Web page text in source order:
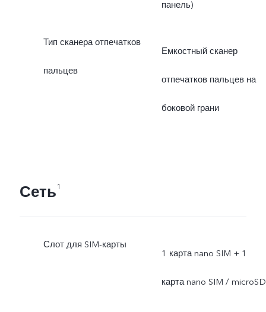
панель)
Тип сканера отпечатков
пальцев
Емкостный сканер
отпечатков пальцев на
боковой грани
Сеть1
Слот для SIM-карты
1 карта nano SIM + 1
карта nano SIM / microSD